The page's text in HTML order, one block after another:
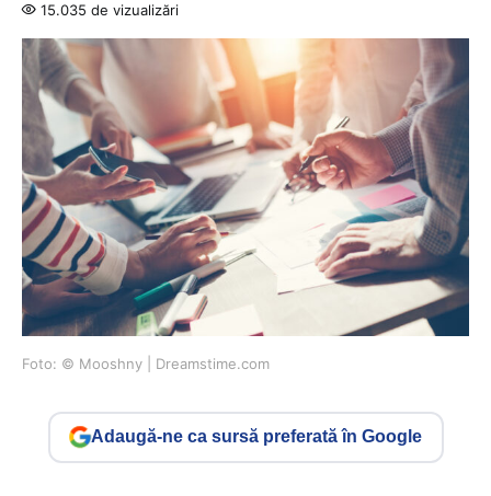
15.035 de vizualizări
Foto: © ​Mooshny | Dreamstime.com
Adaugă-ne ca sursă preferată în Google